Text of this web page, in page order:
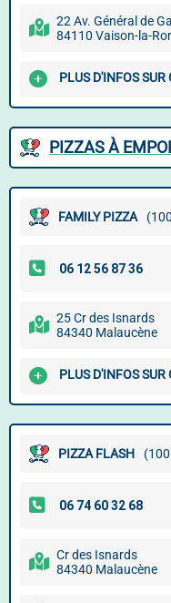
22 Av. Général de
84110 Vaison-la-
PLUS D'INFOS SUR
PIZZAS À
FAMILY PIZZA
25 Cr des Isnards
84340 Malaucène
PLUS D'INFOS SUR
PIZZA FLASH
Cr des Isnards
84340 Malaucène